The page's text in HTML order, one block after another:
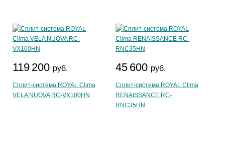
119 200 руб.
Сплит-система ROYAL Clima
VELA NUOVA RC-VX100HN
45 600 руб.
Сплит-система ROYAL Clima
RENAISSANCE RC-
RNC35HN